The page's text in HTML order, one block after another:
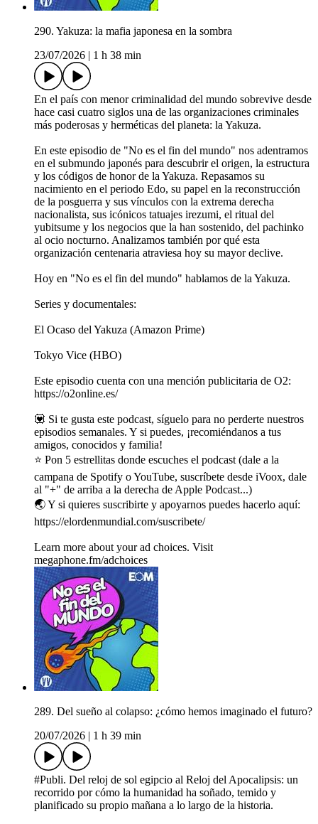
290. Yakuza: la mafia japonesa en la sombra
23/07/2026
1 h 38 min
En el país con menor criminalidad del mundo sobrevive desde
hace casi cuatro siglos una de las organizaciones criminales
más poderosas y herméticas del planeta: la Yakuza.
En este episodio de "No es el fin del mundo" nos adentramos
en el submundo japonés para descubrir el origen, la estructura
y los códigos de honor de la Yakuza. Repasamos su
nacimiento en el periodo Edo, su papel en la reconstrucción
de la posguerra y sus vínculos con la extrema derecha
nacionalista, sus icónicos tatuajes irezumi, el ritual del
yubitsume y los negocios que la han sostenido, del pachinko
al ocio nocturno. Analizamos también por qué esta
organización centenaria atraviesa hoy su mayor declive.
Hoy en "No es el fin del mundo" hablamos de la Yakuza.
Series y documentales:
El Ocaso del Yakuza (Amazon Prime)
Tokyo Vice (HBO)
Este episodio cuenta con una mención publicitaria de O2:
https://o2online.es/
💟 Si te gusta este podcast, síguelo para no perderte nuestros
episodios semanales. Y si puedes, ¡recomiéndanos a tus
amigos, conocidos y familia!
⭐️ Pon 5 estrellitas donde escuches el podcast (dale a la
campana de Spotify o YouTube, suscríbete desde iVoox, dale
al "+" de arriba a la derecha de Apple Podcast...)
🌏 Y si quieres suscribirte y apoyarnos puedes hacerlo aquí:
https://elordenmundial.com/suscribete/
Learn more about your ad choices. Visit
megaphone.fm/adchoices
289. Del sueño al colapso: ¿cómo hemos imaginado el futuro?
20/07/2026
1 h 39 min
#Publi. Del reloj de sol egipcio al Reloj del Apocalipsis: un
recorrido por cómo la humanidad ha soñado, temido y
planificado su propio mañana a lo largo de la historia.